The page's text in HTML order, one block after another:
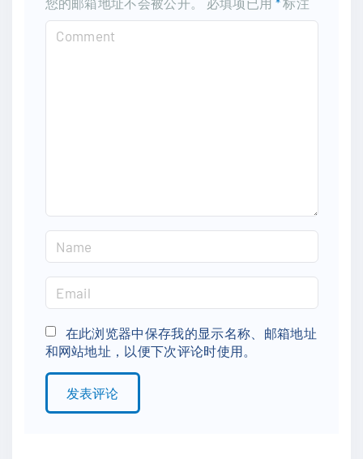
a
e
*
m
a
i
l
在此浏览器中保存我的显示名称、邮箱地址
和网站地址，以便下次评论时使用。